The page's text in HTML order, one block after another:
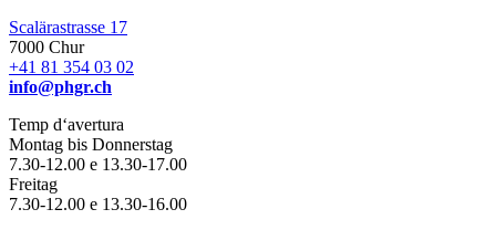
Scalärastrasse 17
7000 Chur
+41 81 354 03 02
info@phgr.ch
Temp d‘avertura
Montag bis Donnerstag
7.30-12.00 e 13.30-17.00
Freitag
7.30-12.00 e 13.30-16.00